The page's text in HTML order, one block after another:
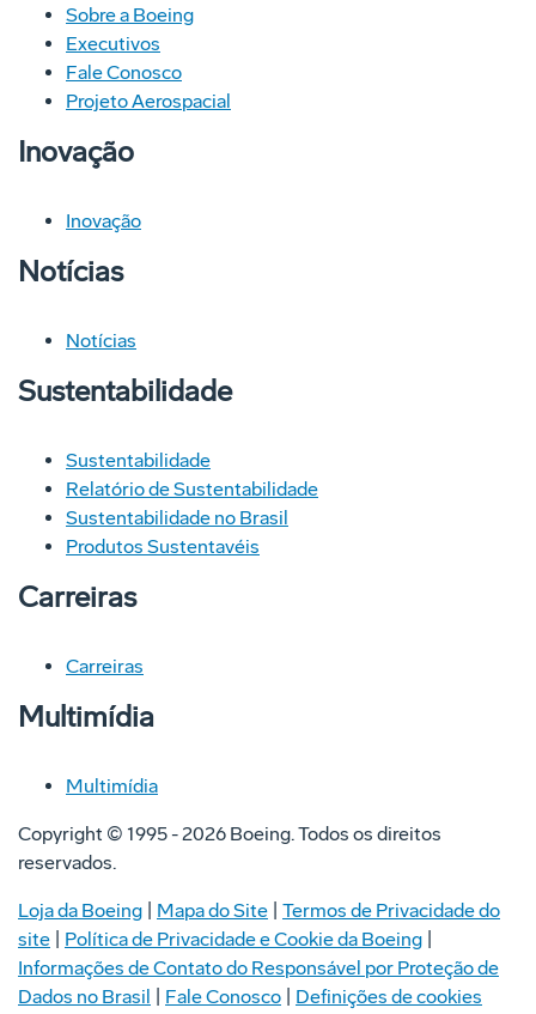
Sobre a Boeing
Executivos
Fale Conosco
Projeto Aerospacial
Inovação
Inovação
Notícias
Notícias
Sustentabilidade
Sustentabilidade
Relatório de Sustentabilidade
Sustentabilidade no Brasil
Produtos Sustentavéis
Carreiras
Carreiras
Multimídia
Multimídia
Copyright © 1995 -2026 Boeing. Todos os direitos
reservados.
Loja da Boeing Mapa do Site
Termos de Privacidade do
site
Política de Privacidade e Cookie da Boeing
Informações de Contato do Responsável por Proteção de
Dados no Brasil
Fale Conosco Definições de cookies